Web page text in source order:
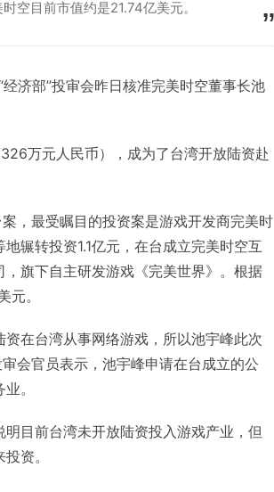
空目前市值约是21.74亿美元。
济部”投审会昨日核准完美时空董事长池
万元人民币），成为了台湾开放陆资赴
，最受瞩目的投资案是游戏开发商完美时
辗转投资1.1亿元，在台成立完美时空互
旗下自主研发游戏《完美世界》。根据
元。
在台湾从事网络游戏，所以池宇峰此次
会官员表示，池宇峰申请在台成立的公
。
目前台湾未开放陆资投入游戏产业，但
资。